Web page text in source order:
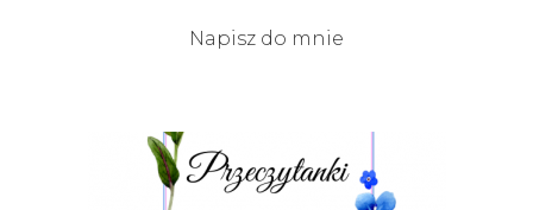
Napisz do mnie